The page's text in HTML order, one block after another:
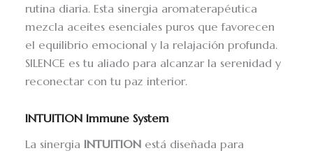
rutina diaria. Esta sinergia aromaterapéutica
mezcla aceites esenciales puros que favorecen
el equilibrio emocional y la relajación profunda.
SILENCE es tu aliado para alcanzar la serenidad y
reconectar con tu paz interior.
INTUITION Immune System
La sinergia INTUITION está diseñada para